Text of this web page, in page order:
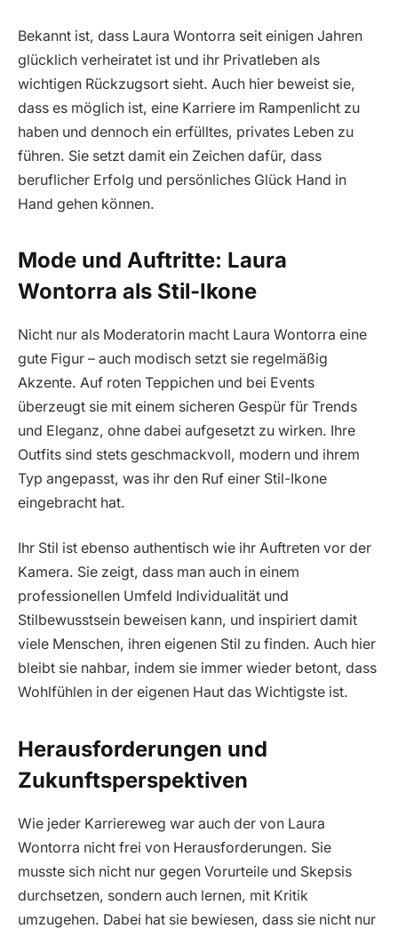
Bekannt ist, dass Laura Wontorra seit einigen Jahren
glücklich verheiratet ist und ihr Privatleben als
wichtigen Rückzugsort sieht. Auch hier beweist sie,
dass es möglich ist, eine Karriere im Rampenlicht zu
haben und dennoch ein erfülltes, privates Leben zu
führen. Sie setzt damit ein Zeichen dafür, dass
beruflicher Erfolg und persönliches Glück Hand in
Hand gehen können.
Mode und Auftritte: Laura
Wontorra als Stil-Ikone
Nicht nur als Moderatorin macht Laura Wontorra eine
gute Figur – auch modisch setzt sie regelmäßig
Akzente. Auf roten Teppichen und bei Events
überzeugt sie mit einem sicheren Gespür für Trends
und Eleganz, ohne dabei aufgesetzt zu wirken. Ihre
Outfits sind stets geschmackvoll, modern und ihrem
Typ angepasst, was ihr den Ruf einer Stil-Ikone
eingebracht hat.
Ihr Stil ist ebenso authentisch wie ihr Auftreten vor der
Kamera. Sie zeigt, dass man auch in einem
professionellen Umfeld Individualität und
Stilbewusstsein beweisen kann, und inspiriert damit
viele Menschen, ihren eigenen Stil zu finden. Auch hier
bleibt sie nahbar, indem sie immer wieder betont, dass
Wohlfühlen in der eigenen Haut das Wichtigste ist.
Herausforderungen und
Zukunftsperspektiven
Wie jeder Karriereweg war auch der von Laura
Wontorra nicht frei von Herausforderungen. Sie
musste sich nicht nur gegen Vorurteile und Skepsis
durchsetzen, sondern auch lernen, mit Kritik
umzugehen. Dabei hat sie bewiesen, dass sie nicht nur